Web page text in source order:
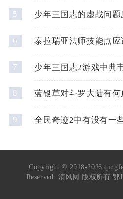
5 少年三国志的虚战问
6 泰拉瑞亚法师技能点
7
8 蓝银草对斗罗大陆有
9
Copyright © 2018-2026
Reserved. 清风网 版权所有 鄂